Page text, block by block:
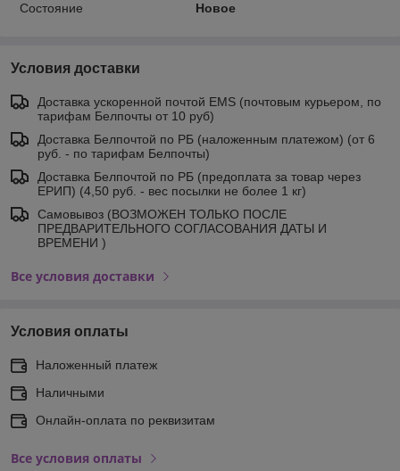
Состояние
Новое
Условия доставки
Доставка ускоренной почтой EMS (почтовым курьером, по
тарифам Белпочты от 10 руб)
Доставка Белпочтой по РБ (наложенным платежом) (от 6
руб. - по тарифам Белпочты)
Доставка Белпочтой по РБ (предоплата за товар через
ЕРИП) (4,50 руб. - вес посылки не более 1 кг)
Самовывоз (ВОЗМОЖЕН ТОЛЬКО ПОСЛЕ
ПРЕДВАРИТЕЛЬНОГО СОГЛАСОВАНИЯ ДАТЫ И
ВРЕМЕНИ )
Все условия доставки
Условия оплаты
Наложенный платеж
Наличными
Онлайн-оплата по реквизитам
Все условия оплаты